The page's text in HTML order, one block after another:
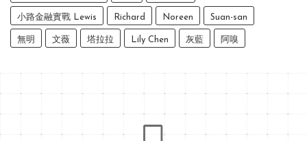
小路金融實戰 Lewis Richard Noreen Suan-san
無明 文薇 塔拉拉 Lily Chen 灰藍 阿嗅